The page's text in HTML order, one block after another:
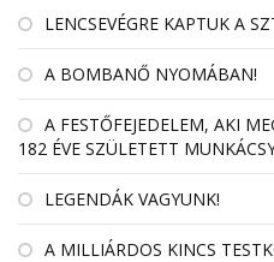
LENCSEVÉGRE KAPTUK A
A BOMBANŐ NYOMÁBAN!
A FESTŐFEJEDELEM, AKI
182 ÉVE SZÜLETETT
LEGENDÁK VAGYUNK!
A MILLIÁRDOS KINCS